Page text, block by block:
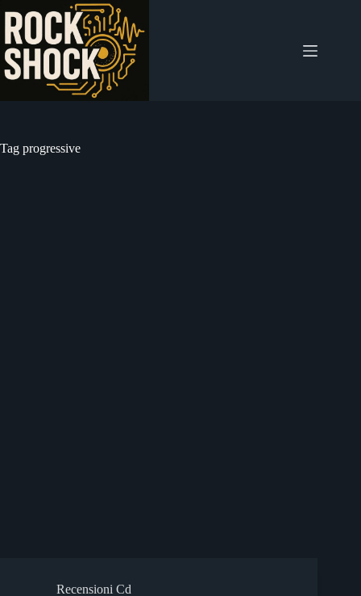
contenuto
Tag progressive
Recensioni Cd